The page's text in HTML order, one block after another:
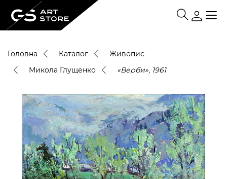
Головна Каталог
Живопис
Микола Глущенко
«Верби», 1961